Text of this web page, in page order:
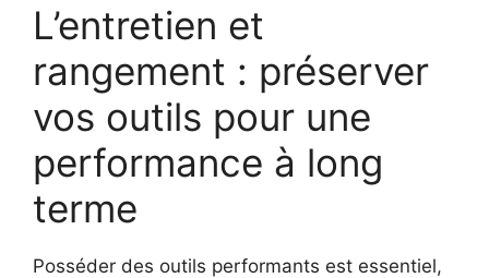
L’entretien et
rangement : préserver
vos outils pour une
performance à long
terme
Posséder des outils performants est essentiel,